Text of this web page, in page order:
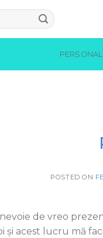
PERSONAL
POSTED ON
de vreo
și acest lucru mă